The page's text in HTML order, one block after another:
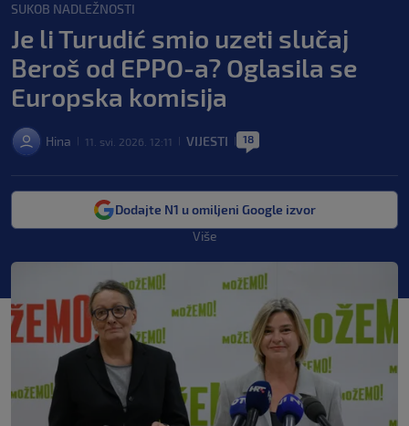
SUKOB NADLEŽNOSTI
Je li Turudić smio uzeti slučaj
Beroš od EPPO-a? Oglasila se
Europska komisija
Hina 11. svi. 2026. 12:11 VIJESTI 18
Dodajte N1 u omiljeni Google izvor
Više